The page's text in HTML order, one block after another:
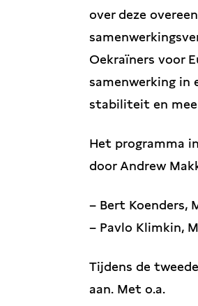
over deze
Oekraïners voor
samenwerking in
stabiliteit en
Het programma
door Andrew
– Bert Koenders,
– Pavlo Klimkin,
Tijdens de
aan. Met o.a.